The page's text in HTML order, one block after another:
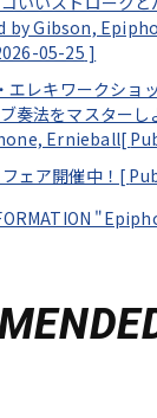
by Gibson,
05-25 ]
エレキワークショ
奏法をマスター
Ernieball[
ェア開催中！[